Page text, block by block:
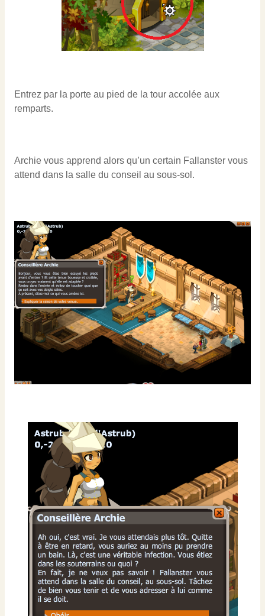
Entrez par la porte au pied de la tour accolée aux
remparts.
Archie vous apprend alors qu’un certain Fallanster vous
attend dans la salle du conseil au sous-sol.